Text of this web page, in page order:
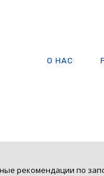
О НАС
рекомендации по